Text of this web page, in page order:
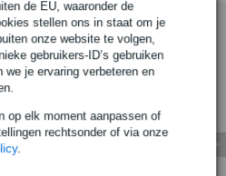
de EU, waaronder de
stellen ons in staat om je
onze website te volgen,
gebruikers-ID’s gebruiken
we je ervaring verbeteren en
op elk moment aanpassen of
rechtsonder of via onze
.